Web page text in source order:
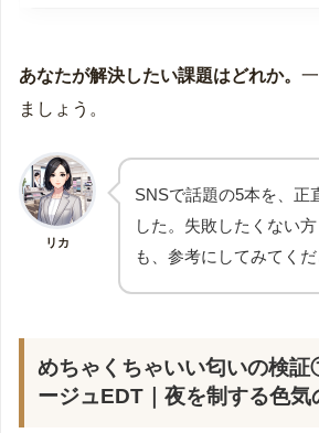
あなたが解決したい課題はどれか。
ましょう。
リカ
SNSで話題の5本を、正
した。失敗したくない
も、参考にしてみてくだ
めちゃくちゃいい匂いの検
ージュEDT｜夜を制する色気